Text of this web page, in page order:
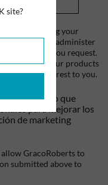
site?
and respecting your
to administer
services you request.
you about our products
may be of interest to you.
Entiendo que
para mejorar los
de marketing
GracoRoberts to
submitted above to